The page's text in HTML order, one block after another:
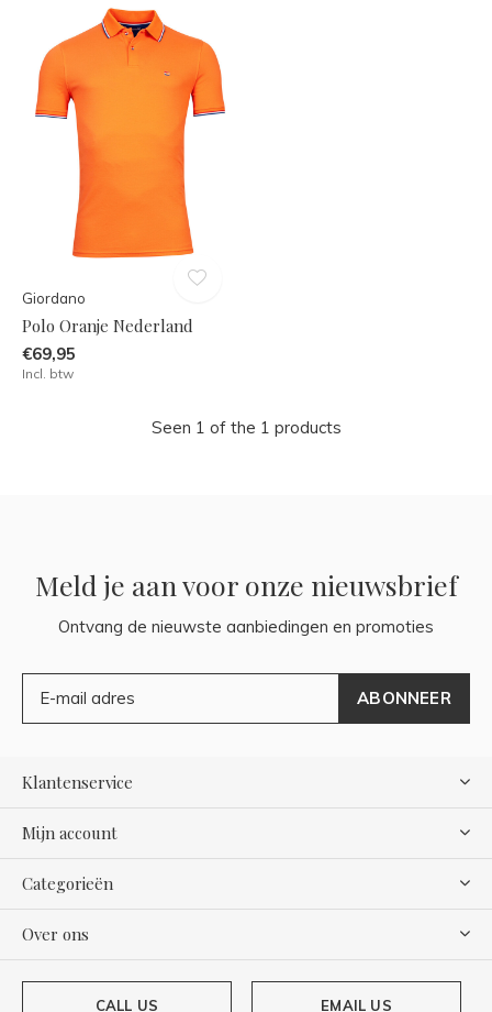
Giordano
Polo Oranje Nederland
€69,95
Incl. btw
Seen 1 of the 1 products
Meld je aan voor onze nieuwsbrief
Ontvang de nieuwste aanbiedingen en promoties
ABONNEER
Klantenservice
Mijn account
Categorieën
Over ons
CALL US EMAIL US